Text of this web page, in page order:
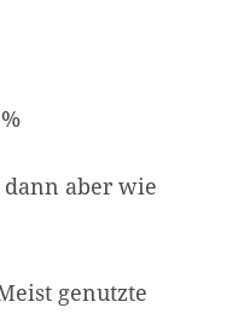
aber wie